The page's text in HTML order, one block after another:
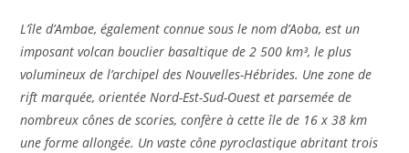
L’île d’Ambae, également connue sous le nom d’Aoba, est un
imposant volcan bouclier basaltique de 2 500 km³, le plus
volumineux de l’archipel des Nouvelles-Hébrides. Une zone de
rift marquée, orientée Nord-Est-Sud-Ouest et parsemée de
nombreux cônes de scories, confère à cette île de 16 x 38 km
une forme allongée. Un vaste cône pyroclastique abritant trois